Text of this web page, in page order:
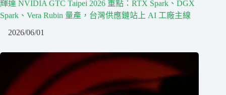
輝達 NVIDIA GTC Taipei 2026 重點：RTX Spark、DGX
Spark、Vera Rubin 量產，台灣供應鏈站上 AI 工廠主線
2026/06/01